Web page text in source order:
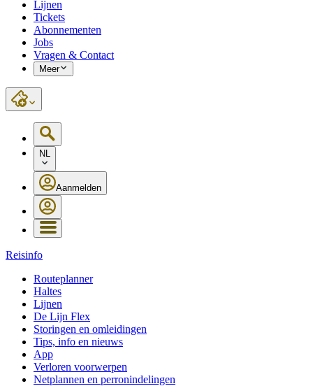
Lijnen
Tickets
Abonnementen
Jobs
Vragen & Contact
Meer
NL
Aanmelden
Reisinfo
Routeplanner
Haltes
Lijnen
De Lijn Flex
Storingen en omleidingen
Tips, info en nieuws
App
Verloren voorwerpen
Netplannen en perronindelingen